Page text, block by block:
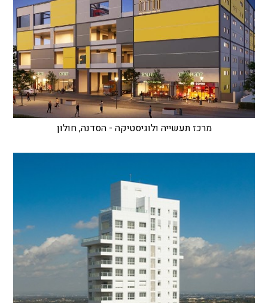
מרכז תעשייה ולוגיסטיקה - הסדנה, חולון